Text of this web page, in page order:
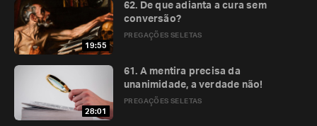
19:55
PREGAÇÕES SELETAS
62. De que adianta a cura sem
conversão?
28:01
PREGAÇÕES SELETAS
61. A mentira precisa da
unanimidade, a verdade não!